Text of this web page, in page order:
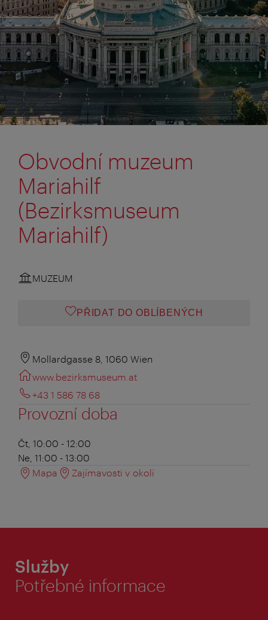
Obvodní muzeum
Mariahilf
(Bezirksmuseum
Mariahilf)
MUZEUM
PŘIDAT DO OBLÍBENÝCH
Mollardgasse 8, 1060 Wien
www.bezirksmuseum.at
+43 1 586 78 68
Provozní doba
Čt, 10:00 - 12:00
Ne, 11:00 - 13:00
Mapa
Zajímavosti v okolí
Služby
Potřebné informace